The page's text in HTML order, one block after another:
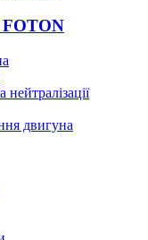
двигуна